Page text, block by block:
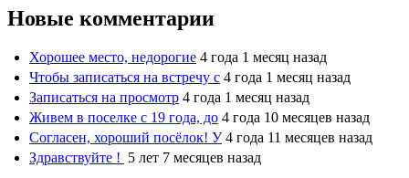
Новые комментарии
Хорошее место, недорогие 4 года 1 месяц назад
Чтобы записаться на встречу с 4 года 1 месяц назад
Записаться на просмотр 4 года 1 месяц назад
Живем в поселке с 19 года, до 4 года 10 месяцев назад
Согласен, хороший посёлок! У 4 года 11 месяцев назад
Здравствуйте ! 5 лет 7 месяцев назад